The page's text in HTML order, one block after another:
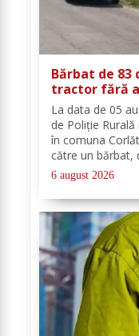
Bărbat de
tractor fără
La data de 05
de Poliție
în comuna
către un bărbat,
urma
constatat faptul
6 august 2026